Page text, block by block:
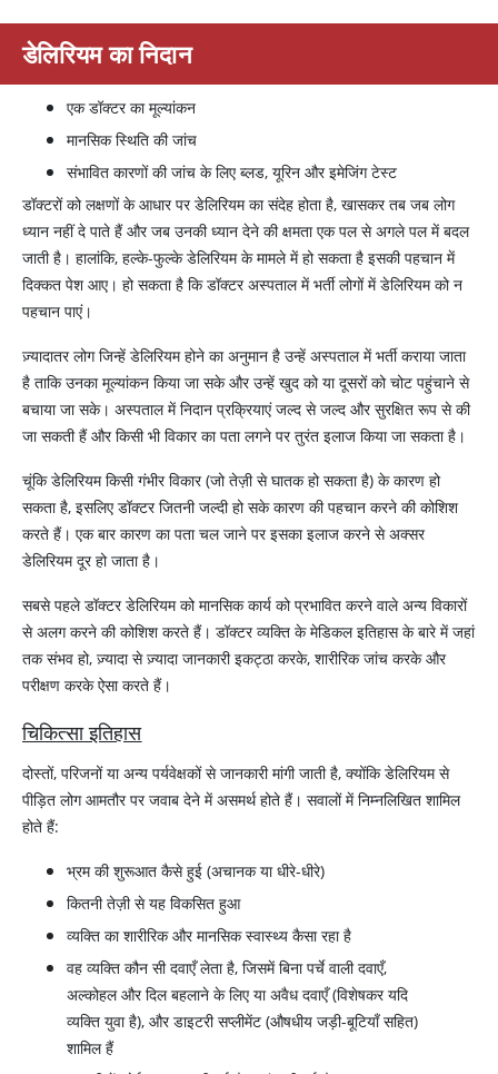
डेलिरियम का निदान
एक डॉक्टर का मूल्यांकन
मानसिक स्थिति की जांच
संभावित कारणों की जांच के लिए ब्लड, यूरिन और इमेजिंग टेस्ट
डॉक्टरों को लक्षणों के आधार पर डेलिरियम का संदेह होता है, खासकर तब जब लोग
ध्यान नहीं दे पाते हैं और जब उनकी ध्यान देने की क्षमता एक पल से अगले पल में बदल
जाती है। हालांकि, हल्के-फुल्के डेलिरियम के मामले में हो सकता है इसकी पहचान में
दिक्कत पेश आए। हो सकता है कि डॉक्टर अस्पताल में भर्ती लोगों में डेलिरियम को न
पहचान पाएं।
ज़्यादातर लोग जिन्हें डेलिरियम होने का अनुमान है उन्हें अस्पताल में भर्ती कराया जाता
है ताकि उनका मूल्यांकन किया जा सके और उन्हें खुद को या दूसरों को चोट पहुंचाने से
बचाया जा सके। अस्पताल में निदान प्रक्रियाएं जल्द से जल्द और सुरक्षित रूप से की
जा सकती हैं और किसी भी विकार का पता लगने पर तुरंत इलाज किया जा सकता है।
चूंकि डेलिरियम किसी गंभीर विकार (जो तेज़ी से घातक हो सकता है) के कारण हो
सकता है, इसलिए डॉक्टर जितनी जल्दी हो सके कारण की पहचान करने की कोशिश
करते हैं। एक बार कारण का पता चल जाने पर इसका इलाज करने से अक्सर
डेलिरियम दूर हो जाता है।
सबसे पहले डॉक्टर डेलिरियम को मानसिक कार्य को प्रभावित करने वाले अन्य विकारों
से अलग करने की कोशिश करते हैं। डॉक्टर व्यक्ति के मेडिकल इतिहास के बारे में जहां
तक संभव हो, ज़्यादा से ज़्यादा जानकारी इकट्ठा करके, शारीरिक जांच करके और
परीक्षण करके ऐसा करते हैं।
चिकित्सा इतिहास
दोस्तों, परिजनों या अन्य पर्यवेक्षकों से जानकारी मांगी जाती है, क्योंकि डेलिरियम से
पीड़ित लोग आमतौर पर जवाब देने में असमर्थ होते हैं। सवालों में निम्नलिखित शामिल
होते हैं:
भ्रम की शुरूआत कैसे हुई (अचानक या धीरे-धीरे)
कितनी तेज़ी से यह विकसित हुआ
व्यक्ति का शारीरिक और मानसिक स्वास्थ्य कैसा रहा है
वह व्यक्ति कौन सी दवाएँ लेता है, जिसमें बिना पर्चे वाली दवाएँ,
अल्कोहल और दिल बहलाने के लिए या अवैध दवाएँ (विशेषकर यदि
व्यक्ति युवा है), और डाइटरी सप्लीमेंट (औषधीय जड़ी-बूटियाँ सहित)
शामिल हैं